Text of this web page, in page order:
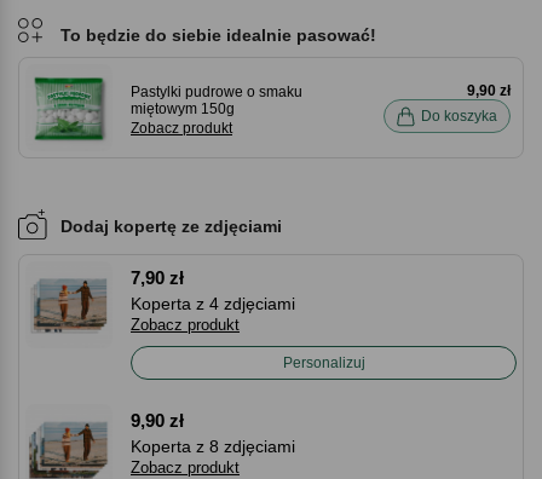
To będzie do siebie idealnie pasować!
Pastylki pudrowe o smaku
miętowym 150g
Zobacz produkt
9,90 zł
Do koszyka
Dodaj kopertę ze zdjęciami
7,90 zł
Koperta z 4 zdjęciami
Zobacz produkt
Personalizuj
9,90 zł
Koperta z 8 zdjęciami
Zobacz produkt